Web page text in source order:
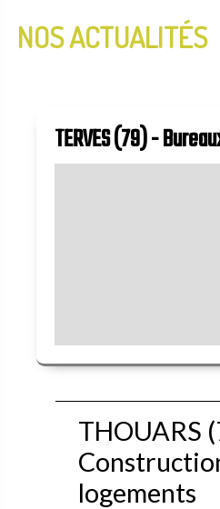
InfoLettre N°2 -
NOS ACTUALITÉS
TERVES (79) -
THOUARS
logements